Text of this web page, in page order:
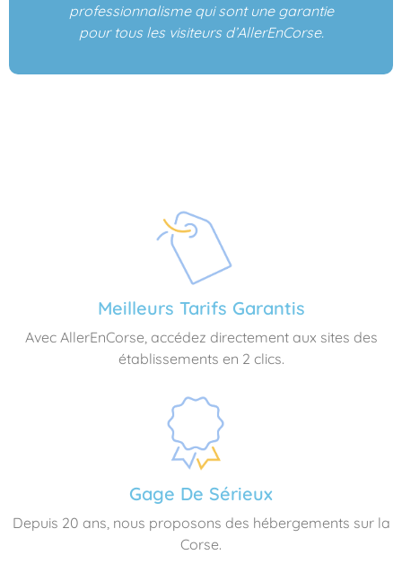
professionnalisme qui sont une garantie
pour tous les visiteurs d’AllerEnCorse.
Meilleurs Tarifs Garantis
Avec AllerEnCorse, accédez directement aux sites des
établissements en 2 clics.
Gage De Sérieux
Depuis 20 ans, nous proposons des hébergements sur la
Corse.